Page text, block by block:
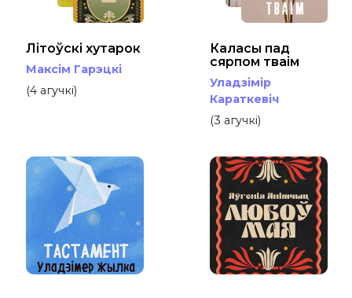
Літоўскі хутарок
Максім Гарэцкі
(4 агучкі)
Каласы пад
сярпом тваім
Уладзімір
Караткевіч
(3 агучкі)